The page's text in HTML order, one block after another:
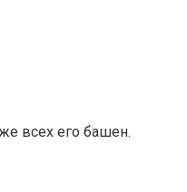
всех его башен.